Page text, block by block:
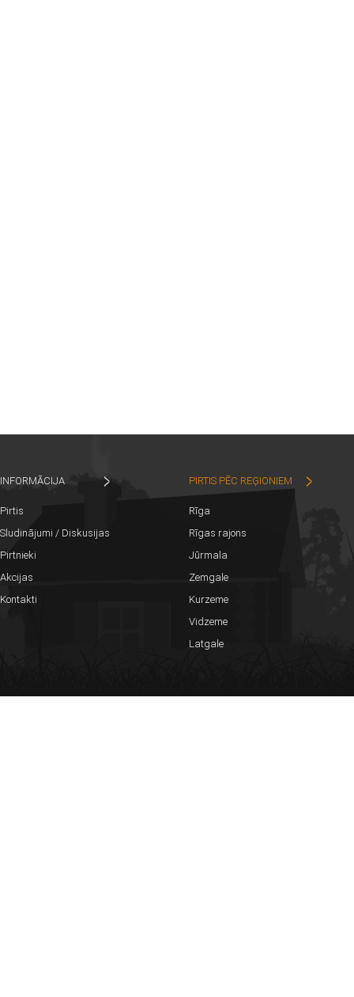
INFORMĀCIJA
Pirtis
Sludinājumi / Diskusijas
Pirtnieki
Akcijas
Kontakti
PIRTIS PĒC REĢIONIEM
Rīga
Rīgas rajons
Jūrmala
Zemgale
Kurzeme
Vidzeme
Latgale